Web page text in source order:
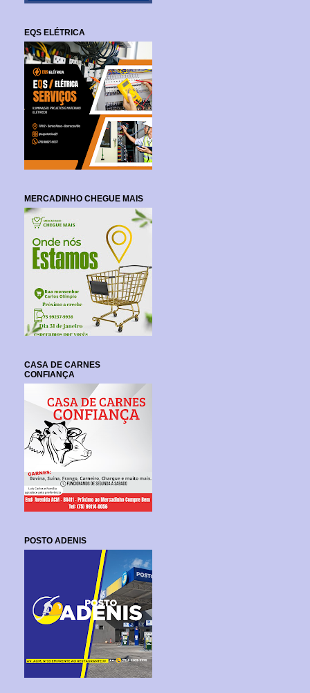
EQS ELÉTRICA
MERCADINHO CHEGUE MAIS
CASA DE CARNES
CONFIANÇA
POSTO ADENIS